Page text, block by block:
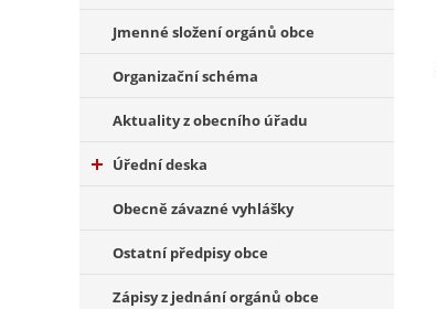
Jmenné složení orgánů obce
Organizační schéma
Aktuality z obecního úřadu
Úřední deska
Obecně závazné vyhlášky
Ostatní předpisy obce
Zápisy z jednání orgánů obce